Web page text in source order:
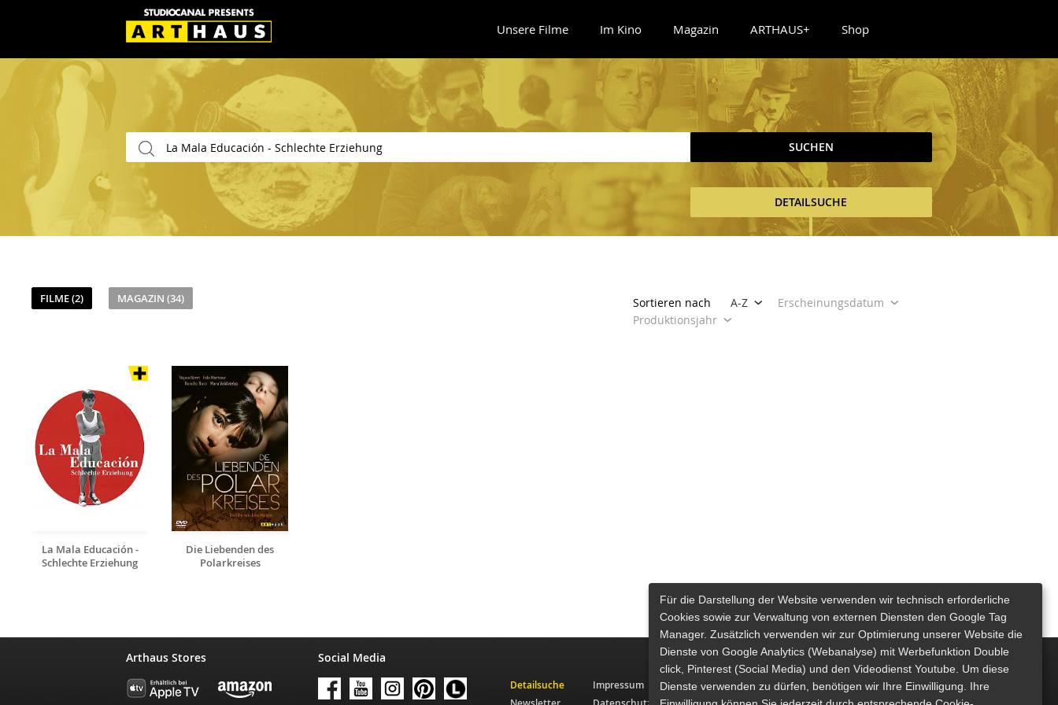
Unsere Filme Im Kino Magazin ARTHAUS+ Shop
SUCHEN
DETAILSUCHE
FILME (2) MAGAZIN (34) Sortieren nach A-Z
Erscheinungsdatum
Produktionsjahr
La Mala Educación -
Schlechte Erziehung
Die Liebenden des
Polarkreises
Arthaus Stores Social Media
Detailsuche
Impressum
Für die Darstellung der Website verwenden wir technisch erforderliche
Cookies sowie zur Verwaltung von externen Diensten den Google Tag
Manager. Zusätzlich verwenden wir zur Optimierung unserer Website die
Dienste von Google Analytics (Webanalyse) mit Werbefunktion Double
click, Pinterest (Social Media) und den Videodienst Youtube. Um diese
Dienste verwenden zu dürfen, benötigen wir Ihre Einwilligung. Ihre